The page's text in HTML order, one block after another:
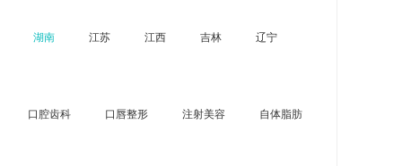
湖南 江苏 江西 吉林 辽宁
口腔齿科 口唇整形 注射美容 自体脂肪